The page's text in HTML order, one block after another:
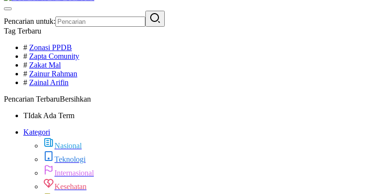
Pencarian untuk:
Tag Terbaru
# Zonasi PPDB
# Zapta Comunity
# Zakat Mal
# Zainur Rahman
# Zainal Arifin
Pencarian TerbaruBersihkan
TIdak Ada Term
Kategori
Nasional
Teknologi
Internasional
Kesehatan